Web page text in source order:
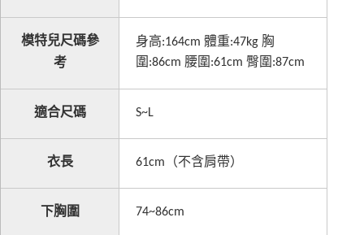
模特兒尺碼參
考
身高:164cm 體重:47kg 胸
圍:86cm 腰圍:61cm 臀圍:87cm
適合尺碼 S~L
衣長 61cm （不含肩帶）
下胸圍 74~86cm